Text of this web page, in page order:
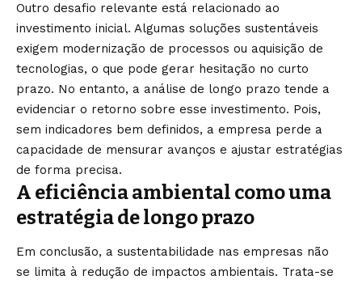
Outro desafio relevante está relacionado ao
investimento inicial. Algumas soluções sustentáveis
exigem modernização de processos ou aquisição de
tecnologias, o que pode gerar hesitação no curto
prazo. No entanto, a análise de longo prazo tende a
evidenciar o retorno sobre esse investimento. Pois,
sem indicadores bem definidos, a empresa perde a
capacidade de mensurar avanços e ajustar estratégias
de forma precisa.
A eficiência ambiental como uma
estratégia de longo prazo
Em conclusão, a sustentabilidade nas empresas não
se limita à redução de impactos ambientais. Trata-se